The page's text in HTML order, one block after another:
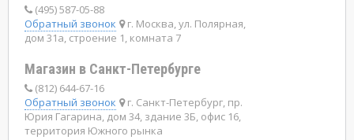
(495) 587-05-88
Обратный звонок
г. Москва, ул. Полярная,
дом 31а, строение 1, комната 7
Магазин в Санкт-Петербурге
(812) 644-67-16
Обратный звонок
г. Санкт-Петербург, пр.
Юрия Гагарина, дом 34, здание 3Б, офис 16,
территория Южного рынка